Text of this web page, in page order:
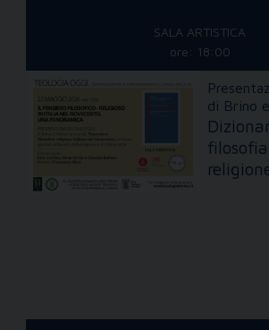
SALA ARTISTICA
ore: 18:00
di Brino